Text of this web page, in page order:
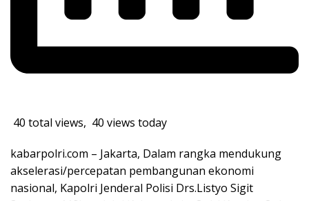
40 total views, 40 views today
kabarpolri.com – Jakarta, Dalam rangka mendukung
akselerasi/percepatan pembangunan ekonomi
nasional, Kapolri Jenderal Polisi Drs.Listyo Sigit